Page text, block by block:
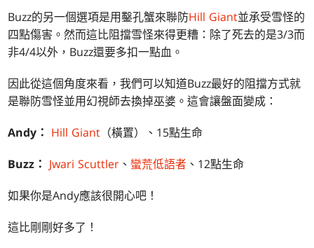
Buzz的另一個選項是用鑿孔蟹來聯防Hill Giant並承受雪怪的
四點傷害。然而這比阻擋雪怪來得更糟：除了死去的是3/3而
非4/4以外，Buzz還要多扣一點血。
因此從這個角度來看，我們可以知道Buzz最好的阻擋方式就
是聯防雪怪並用幻視師去換掉巫婆。這會讓盤面變成：
Andy： Hill Giant （橫置）、15點生命
Buzz： Jwari Scuttler 、 蠻荒低語者 、12點生命
如果你是Andy應該很開心吧！
這比剛剛好多了！